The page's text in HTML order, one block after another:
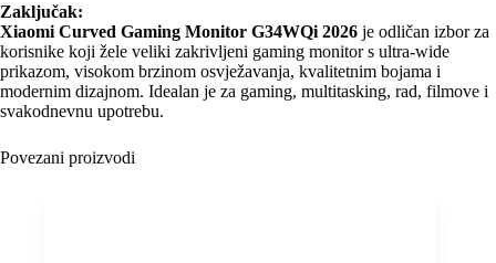
Zaključak:
Xiaomi Curved Gaming Monitor G34WQi 2026 je odličan izbor za
korisnike koji žele veliki zakrivljeni gaming monitor s ultra-wide
prikazom, visokom brzinom osvježavanja, kvalitetnim bojama i
modernim dizajnom. Idealan je za gaming, multitasking, rad, filmove i
svakodnevnu upotrebu.
Povezani proizvodi